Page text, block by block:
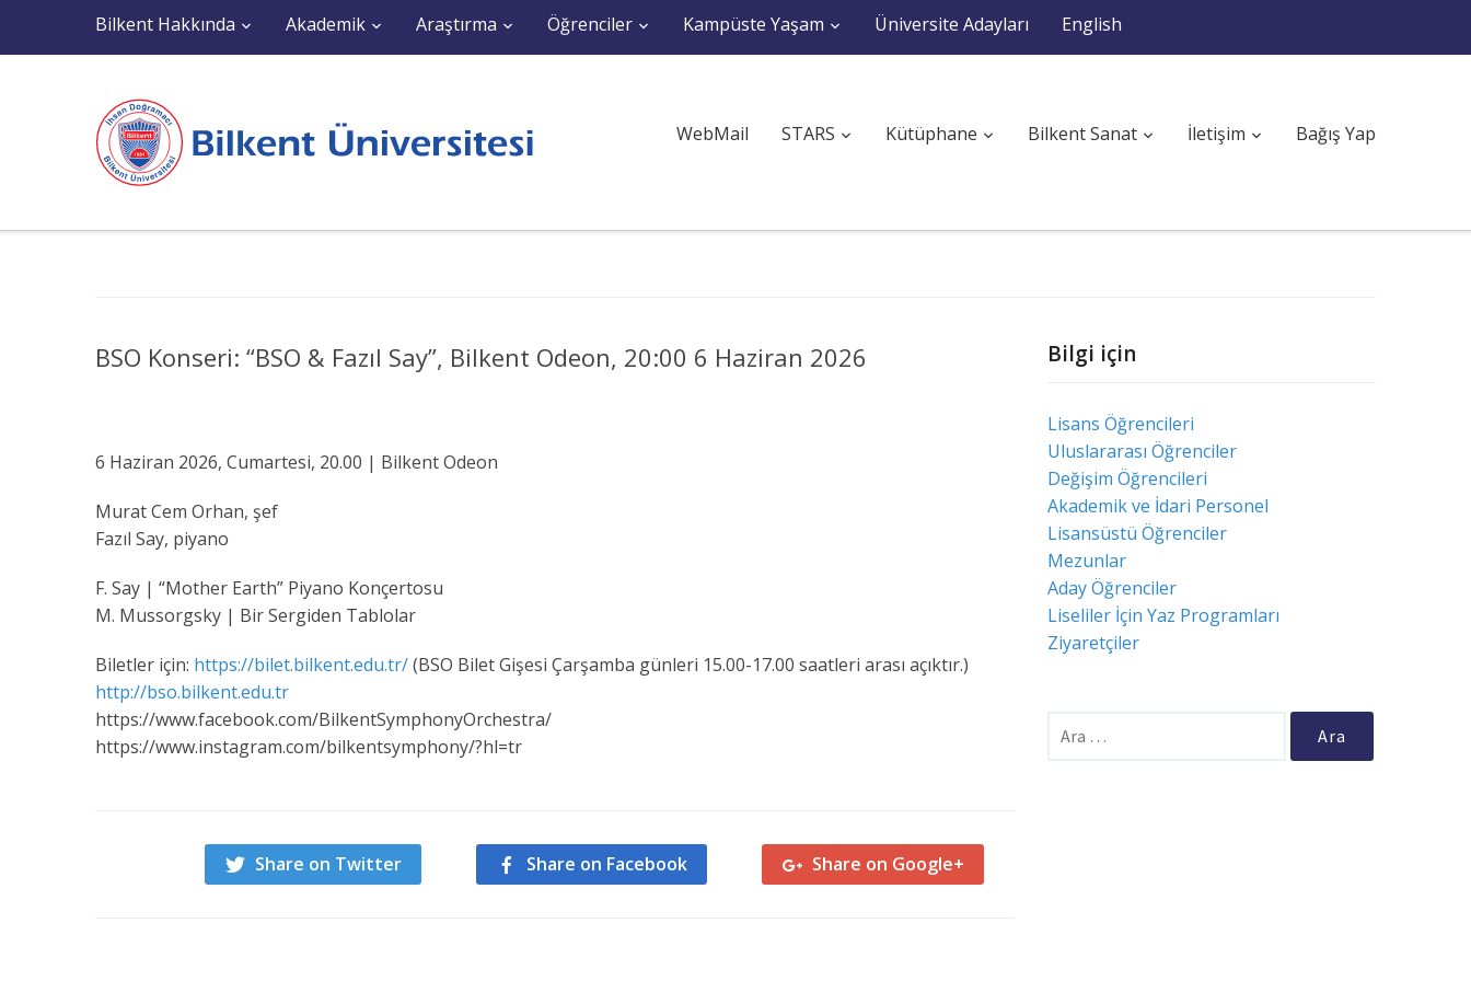
Bilkent Hakkında Akademik Araştırma Öğrenciler Kampüste Yaşam Üniversite Adayları English
WebMail STARS Kütüphane Bilkent Sanat İletişim Bağış Yap
BSO Konseri: “BSO & Fazıl Say”, Bilkent Odeon, 20:00 6 Haziran 2026
6 Haziran 2026, Cumartesi, 20.00 | Bilkent Odeon
Murat Cem Orhan, şef
Fazıl Say, piyano
F. Say | “Mother Earth” Piyano Konçertosu
M. Mussorgsky | Bir Sergiden Tablolar
Biletler için: https://bilet.bilkent.edu.tr/(BSO Bilet Gişesi Çarşamba günleri 15.00-17.00 saatleri arası açıktır.)
http://bso.bilkent.edu.tr
https://www.facebook.com/BilkentSymphonyOrchestra/
https://www.instagram.com/bilkentsymphony/?hl=tr
Share on Twitter Share on Facebook Share on Google+
Bilgi için
Lisans Öğrencileri
Uluslararası Öğrenciler
Değişim Öğrencileri
Akademik ve İdari Personel
Lisansüstü Öğrenciler
Mezunlar
Aday Öğrenciler
Liseliler İçin Yaz Programları
Ziyaretçiler